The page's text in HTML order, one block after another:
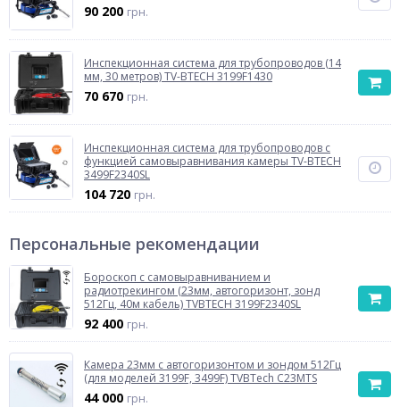
90 200 грн.
Инспекционная система для трубопроводов (14
мм, 30 метров) TV-BTECH 3199F1430
70 670 грн.
Инспекционная система для трубопроводов с
функцией самовыравнивания камеры TV-BTECH
3499F2340SL
104 720 грн.
Персональные рекомендации
Бороскоп с самовыравниванием и
радиотрекингом (23мм, автогоризонт, зонд
512Гц, 40м кабель) TVBTECH 3199F2340SL
92 400 грн.
Камера 23мм с автогоризонтом и зондом 512Гц
(для моделей 3199F, 3499F) TVBTech C23MTS
44 000 грн.